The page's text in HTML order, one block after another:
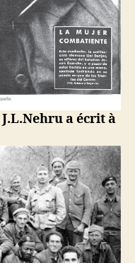
J.L.Nehru a écrit à